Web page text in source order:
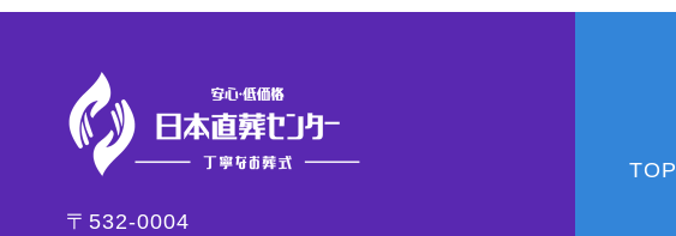
〒532-0004
TOP